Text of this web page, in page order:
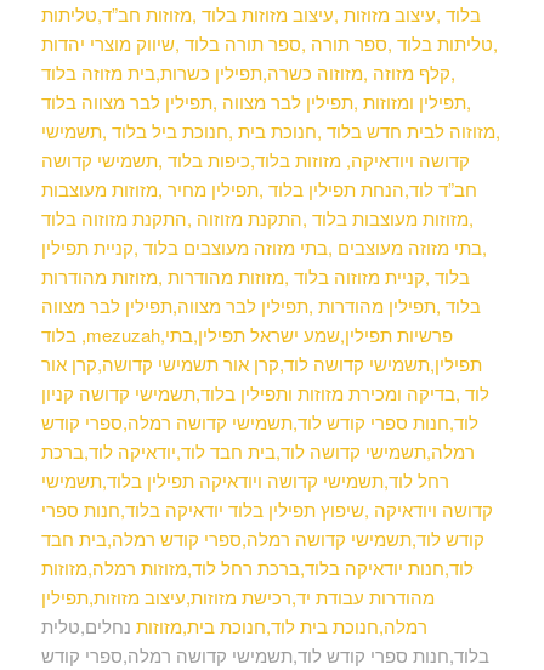
בלוד ,עיצוב מזוזות ,עיצוב מזוזות בלוד ,מזוזות חב”ד,טליתות
,טליתות בלוד ,ספר תורה ,ספר תורה בלוד ,שיווק מוצרי יהדות
,קלף מזוזה ,מזוזוה כשרה,תפילין כשרות,בית מזוזהבלוד
,תפילין ומזוזות ,תפילין לבר מצווה ,תפילין לבר מצווה בלוד
,מזוזוה לבית חדש בלוד ,חנוכת בית ,חנוכת ביל בלוד ,תשמישי
קדושה ויודאיקה, מזוזות בלוד,כיפות בלוד ,תשמישי קדושה
חב”ד לוד,הנחת תפילין בלוד ,תפילין מחיר ,מזוזות מעוצבות
,מזוזות מעוצבות בלוד ,התקנת מזוזוה ,התקנת מזוזוה בלוד
,בתי מזוזה מעוצבים ,בתי מזוזה מעוצבים בלוד ,קניית תפילין
בלוד ,קניית מזוזוה בלוד ,מזוזות מהודרות ,מזוזות מהודרות
בלוד ,תפילין מהודרות ,תפילין לבר מצווה,תפילין לבר מצווה
בלוד ,mezuzah,פרשיות תפילין,שמע ישראל תפילין,בתי
תפילין,תשמישי קדושה לוד,קרן אור תשמישי קדושה,קרן אור
לוד ,בדיקה ומכירת מזוזות ותפילין בלוד,תשמישי קדושה קניון
לוד,חנות ספרי קודש לוד,תשמישי קדושה רמלה,ספרי קודש
רמלה,תשמישי קדושה לוד,בית חבד לוד,יודאיקה לוד,ברכת
רחל לוד,תשמישי קדושה ויודאיקה תפילין בלוד,תשמישי
קדושה ויודאיקה ,שיפוץ תפילין בלוד יודאיקה בלוד,חנות ספרי
קודש לוד,תשמישי קדושה רמלה,ספרי קודש רמלה,בית חבד
לוד,חנות יודאיקה בלוד,ברכת רחל לוד,מזוזות רמלה,מזוזות
מהודרות עבודת יד,רכישת מזוזות,עיצוב מזוזות,תפילין
רמלה,חנוכת בית לוד,חנוכת בית,מזוזות נחלים,טלית
בלוד,חנות ספרי קודש לוד,תשמישי קדושה רמלה,ספרי קודש